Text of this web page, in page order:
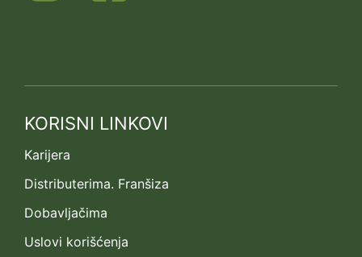
KORISNI LINKOVI
Karijera
Distributerima. Franšiza
Dobavljačima
Uslovi korišćenja